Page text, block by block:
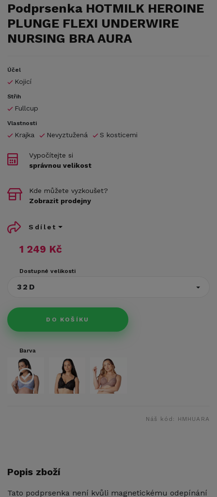
Podprsenka HOTMILK HEROINE
PLUNGE FLEXI UNDERWIRE
NURSING BRA AURA
Účel
Kojicí
Střih
Fullcup
Vlastnosti
Krajka Nevyztužená S kosticemi
1 249 Kč
Dostupné velikosti
32D
DO KOŠÍKU
Vypočítejte si
správnou velikost
Kde můžete vyzkoušet?
Zobrazit prodejny
Sdílet
Barva
Náš kód: HMHUARA
Popis zboží
Tato podprsenka není kvůli magnetickému odepínání